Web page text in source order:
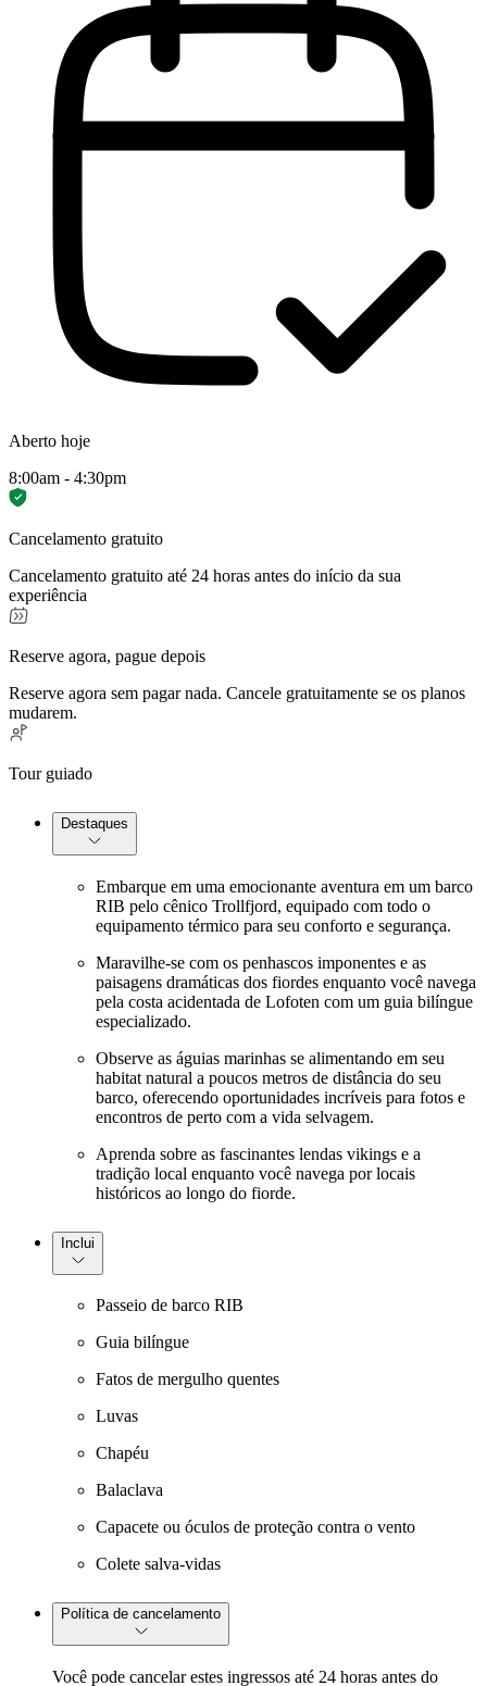
Aberto hoje
8:00am - 4:30pm
Cancelamento gratuito
Cancelamento gratuito até 24 horas antes do início da sua
experiência
Reserve agora, pague depois
Reserve agora sem pagar nada. Cancele gratuitamente se os planos
mudarem.
Tour guiado
Destaques
Embarque em uma emocionante aventura em um barco
RIB pelo cênico Trollfjord, equipado com todo o
equipamento térmico para seu conforto e segurança.
Maravilhe-se com os penhascos imponentes e as
paisagens dramáticas dos fiordes enquanto você navega
pela costa acidentada de Lofoten com um guia bilíngue
especializado.
Observe as águias marinhas se alimentando em seu
habitat natural a poucos metros de distância do seu
barco, oferecendo oportunidades incríveis para fotos e
encontros de perto com a vida selvagem.
Aprenda sobre as fascinantes lendas vikings e a
tradição local enquanto você navega por locais
históricos ao longo do fiorde.
Inclui
Passeio de barco RIB
Guia bilíngue
Fatos de mergulho quentes
Luvas
Chapéu
Balaclava
Capacete ou óculos de proteção contra o vento
Colete salva-vidas
Política de cancelamento
Você pode cancelar estes ingressos até 24 horas antes do